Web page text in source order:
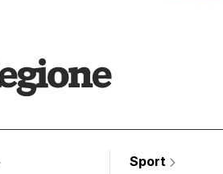
Sport